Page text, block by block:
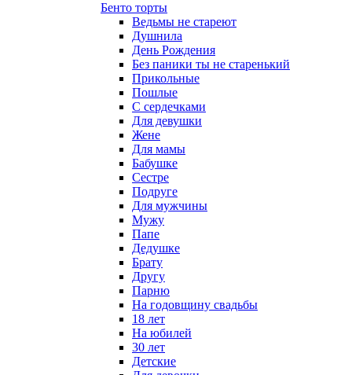
Бенто торты
Ведьмы не стареют
Душнила
День Рождения
Без паники ты не старенький
Прикольные
Пошлые
С сердечками
Для девушки
Жене
Для мамы
Бабушке
Сестре
Подруге
Для мужчины
Мужу
Папе
Дедушке
Брату
Другу
Парню
На годовщину свадьбы
18 лет
На юбилей
30 лет
Детские